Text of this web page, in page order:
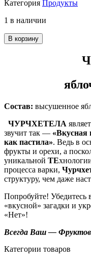
Категория Продукты
1 в наличии
В корзину
Состав: высушенное
ЧУРЧХЕТЕЛА
звучит так — «Вкусная
как пастила». Ведь в
фрукты и орехи, а
уникальной ТЕ
процесса варки,
структуру, чем даже
Попробуйте! Убедитесь
«вкусной» загадки и
«Нет»!
Всегда Ваш —
Категории товаров